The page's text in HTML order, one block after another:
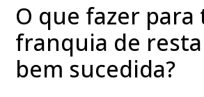
O que fazer para
franquia de
bem sucedida?